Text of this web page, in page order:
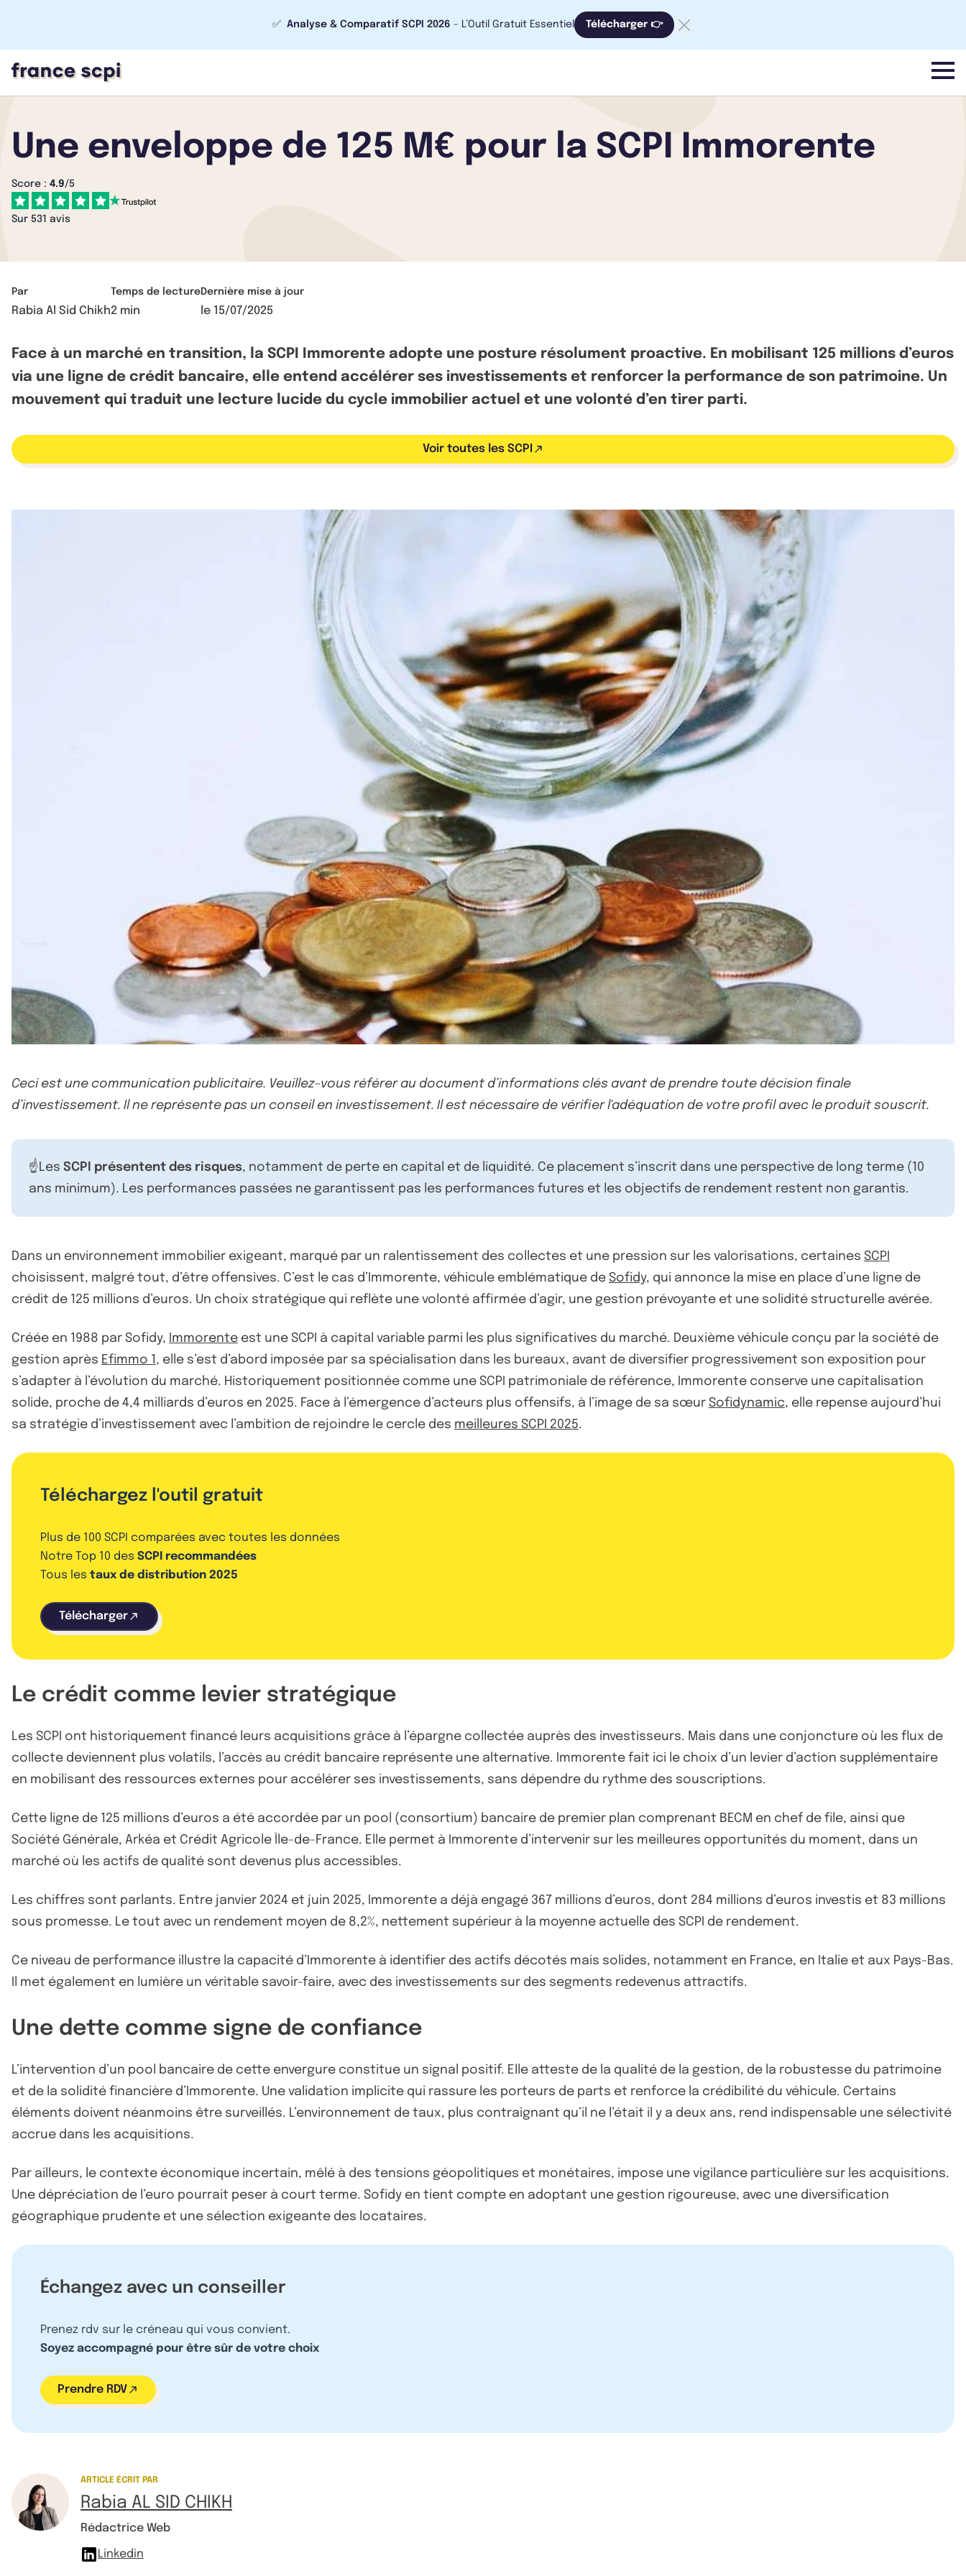
✅ Analyse & Comparatif SCPI 2026 - L’Outil Gratuit Essentiel Télécharger 👉
menu
Une enveloppe de 125 M€ pour la SCPI Immorente
Score : 4.9/5
Sur 531 avis
Par
Rabia Al Sid Chikh
Temps de lecture
2 min
Dernière mise à jour
le 15/07/2025
Face à un marché en transition, la SCPI Immorente adopte une posture résolument proactive. En mobilisant 125 millions d’euros
via une ligne de crédit bancaire, elle entend accélérer ses investissements et renforcer la performance de son patrimoine. Un
mouvement qui traduit une lecture lucide du cycle immobilier actuel et une volonté d’en tirer parti.
Voir toutes les SCPI
Ceci est une communication publicitaire. Veuillez-vous référer au document d’informations clés avant de prendre toute décision finale
d’investissement. Il ne représente pas un conseil en investissement. Il est nécessaire de vérifier l'adéquation de votre profil avec le produit souscrit.
☝️Les SCPI présentent des risques, notamment de perte en capital et de liquidité. Ce placement s’inscrit dans une perspective de long terme (10
ans minimum). Les performances passées ne garantissent pas les performances futures et les objectifs de rendement restent non garantis.
Dans un environnement immobilier exigeant, marqué par un ralentissement des collectes et une pression sur les valorisations, certaines SCPI
choisissent, malgré tout, d’être offensives. C’est le cas d’Immorente, véhicule emblématique de Sofidy, qui annonce la mise en place d’une ligne de
crédit de 125 millions d’euros. Un choix stratégique qui reflète une volonté affirmée d’agir, une gestion prévoyante et une solidité structurelle avérée.
Créée en 1988 par Sofidy, Immorente est une SCPI à capital variable parmi les plus significatives du marché. Deuxième véhicule conçu par la société de
gestion après Efimmo 1 , elle s’est d’abord imposée par sa spécialisation dans les bureaux, avant de diversifier progressivement son exposition pour
s’adapter à l’évolution du marché. Historiquement positionnée comme une SCPI patrimoniale de référence, Immorente conserve une capitalisation
solide, proche de 4,4 milliards d’euros en 2025. Face à l’émergence d’acteurs plus offensifs, à l’image de sa sœur Sofidynamic, elle repense aujourd’hui
sa stratégie d’investissement avec l’ambition de rejoindre le cercle des meilleures SCPI 2025.
Téléchargez l'outil gratuit
Plus de 100 SCPI comparées avec toutes les données
Notre Top 10 des SCPI recommandées
Tous les taux de distribution 2025
Télécharger
Le crédit comme levier stratégique
Les SCPI ont historiquement financé leurs acquisitions grâce à l’épargne collectée auprès des investisseurs. Mais dans une conjoncture où les flux de
collecte deviennent plus volatils, l’accès au crédit bancaire représente une alternative. Immorente fait ici le choix d’un levier d’action supplémentaire
en mobilisant des ressources externes pour accélérer ses investissements, sans dépendre du rythme des souscriptions.
Cette ligne de 125 millions d’euros a été accordée par un pool (consortium) bancaire de premier plan comprenant BECM en chef de file, ainsi que
Société Générale, Arkéa et Crédit Agricole Île-de-France. Elle permet à Immorente d’intervenir sur les meilleures opportunités du moment, dans un
marché où les actifs de qualité sont devenus plus accessibles.
Les chiffres sont parlants. Entre janvier 2024 et juin 2025, Immorente a déjà engagé 367 millions d’euros, dont 284 millions d’euros investis et 83 millions
sous promesse. Le tout avec un rendement moyen de 8,2%, nettement supérieur à la moyenne actuelle des SCPI de rendement.
Ce niveau de performance illustre la capacité d’Immorente à identifier des actifs décotés mais solides, notamment en France, en Italie et aux Pays-Bas.
Il met également en lumière un véritable savoir-faire, avec des investissements sur des segments redevenus attractifs.
Une dette comme signe de confiance
L’intervention d’un pool bancaire de cette envergure constitue un signal positif. Elle atteste de la qualité de la gestion, de la robustesse du patrimoine
et de la solidité financière d’Immorente. Une validation implicite qui rassure les porteurs de parts et renforce la crédibilité du véhicule. Certains
éléments doivent néanmoins être surveillés. L’environnement de taux, plus contraignant qu’il ne l’était il y a deux ans, rend indispensable une sélectivité
accrue dans les acquisitions.
Par ailleurs, le contexte économique incertain, mêlé à des tensions géopolitiques et monétaires, impose une vigilance particulière sur les acquisitions.
Une dépréciation de l’euro pourrait peser à court terme. Sofidy en tient compte en adoptant une gestion rigoureuse, avec une diversification
géographique prudente et une sélection exigeante des locataires.
Échangez avec un conseiller
Prenez rdv sur le créneau qui vous convient.
Soyez accompagné pour être sûr de votre choix
Prendre RDV
ARTICLE ÉCRIT PAR
Rabia AL SID CHIKH
Rédactrice Web
Linkedin